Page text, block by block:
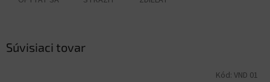
Súvisiaci tovar
Kód: VND 01